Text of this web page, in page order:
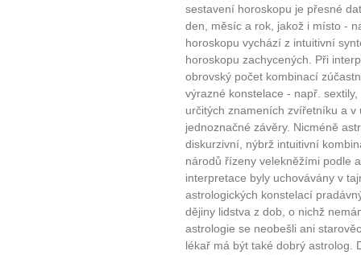
sestavení horoskopu je přesné
den, měsíc a rok, jakož i místo -
horoskopu vychází z intuitivní
horoskopu zachycených. Při
obrovský počet kombinací
výrazné konstelace - např.
určitých znameních zvířetníku a
jednoznačné závěry. Nicméně
diskurzivní, nýbrž intuitivní
národů řízeny velekněžími podle
interpretace byly uchovávány v
astrologických konstelací
dějiny lidstva z dob, o nichž
astrologie se neobešli ani
lékař má být také dobrý astrolog.